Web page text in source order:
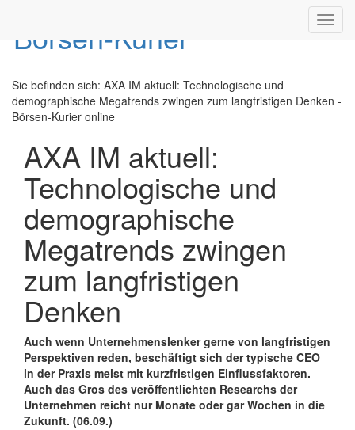
Sie befinden sich: AXA IM aktuell: Technologische und
demographische Megatrends zwingen zum langfristigen Denken -
Börsen-Kurier online
AXA IM aktuell:
Technologische und
demographische
Megatrends zwingen
zum langfristigen
Denken
Auch wenn Unternehmenslenker gerne von langfristigen
Perspektiven reden, beschäftigt sich der typische CEO
in der Praxis meist mit kurzfristigen Einflussfaktoren.
Auch das Gros des veröffentlichten Researchs der
Unternehmen reicht nur Monate oder gar Wochen in die
Zukunft. (06.09.)